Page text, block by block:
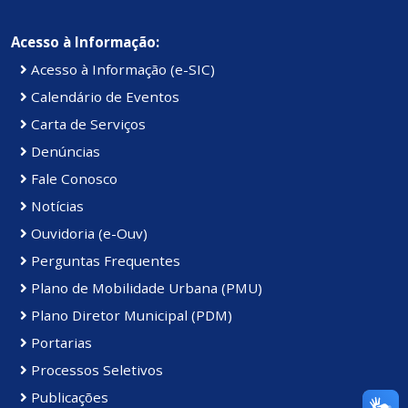
Acesso à Informação:
Acesso à Informação (e-SIC)
Calendário de Eventos
Carta de Serviços
Denúncias
Fale Conosco
Notícias
Ouvidoria (e-Ouv)
Perguntas Frequentes
Plano de Mobilidade Urbana (PMU)
Plano Diretor Municipal (PDM)
Portarias
Processos Seletivos
Publicações